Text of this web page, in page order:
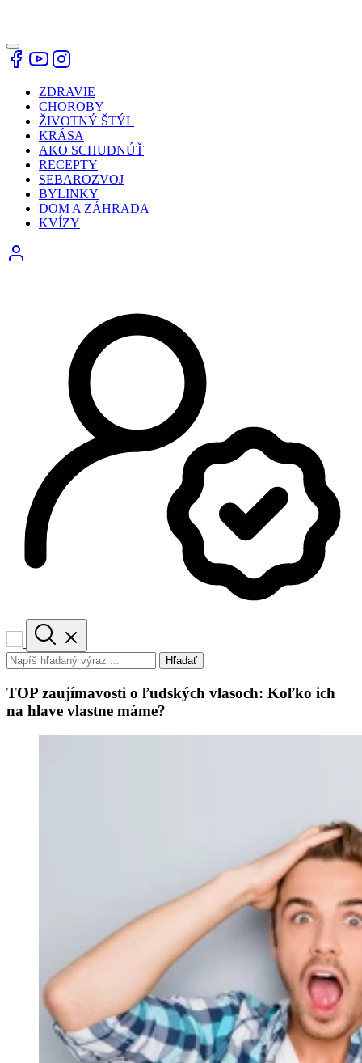
ZDRAVIE
CHOROBY
ŽIVOTNÝ ŠTÝL
KRÁSA
AKO SCHUDNÚŤ
RECEPTY
SEBAROZVOJ
BYLINKY
DOM A ZÁHRADA
KVÍZY
Hľadať
TOP zaujímavosti o ľudských vlasoch: Koľko ich
na hlave vlastne máme?